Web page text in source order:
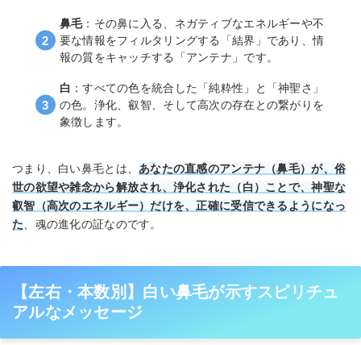
鼻毛：その鼻に入る、ネガティブなエネルギーや不
要な情報をフィルタリングする「結界」であり、情
報の質をキャッチする「アンテナ」です。
白 ：すべての色を統合した「純粋性」と「神聖さ」
の色。浄化、叡智、そして高次の存在との繋がりを
象徴します。
つまり、白い鼻毛とは、 あなたの直感のアンテナ（鼻毛）が、俗
世の欲望や雑念から解放され、浄化された（白）ことで、神聖な
叡智（高次のエネルギー）だけを、正確に受信できるようになっ
た 、魂の進化の証なのです。
【左右・本数別】白い鼻毛が示すスピリチュ
アルなメッセージ